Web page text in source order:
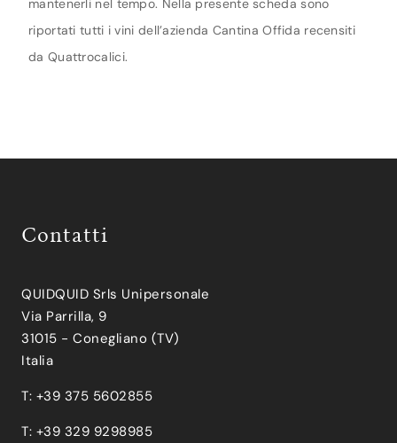
mantenerli nel tempo. Nella presente scheda sono
riportati tutti i vini dell’azienda Cantina Offida recensiti
da Quattrocalici.
Contatti
QUIDQUID Srls Unipersonale
Via Parrilla, 9
31015 - Conegliano (TV)
Italia
T: +39 375 5602855
T: +39 329 9298985